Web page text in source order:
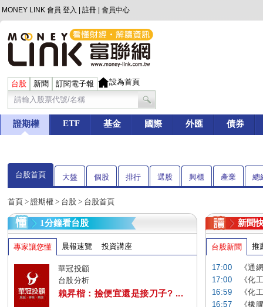
MONEY LINK 會員 登入 註冊 會員中心
台股 新聞 訂閱電子報 設為首頁
證期權 ETF 基金 國際 外匯 債券
台股首頁 大盤 個股 排行 選股 興櫃 產業 總
首頁 > 證期權 > 台股 > 台股首頁
1分鐘看台股
專家讓您懂 晨報速覽 投資講座
華冠投顧
台股分析
賴昇楷：撿便宜還是接刀子? ...
新聞
台股新聞 推
17:00
《通
17:00
《化
16:59
《化
16:57
《橡